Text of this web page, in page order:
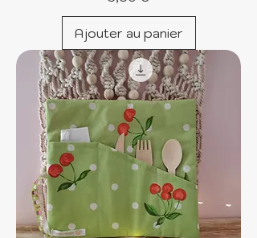
Ajouter au panier